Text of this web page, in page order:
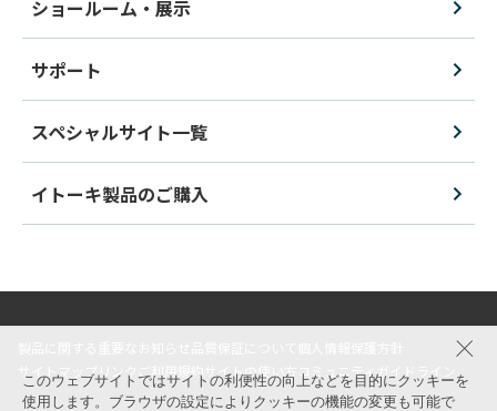
ショールーム・展示
サポート
スペシャルサイト一覧
イトーキ製品のご購入
サイトマップリンク ご利用規約 サイトの使い方 コミュニティガイドライン
このウェブサイトではサイトの利便性の向上などを目的にクッキーを
使用します。ブラウザの設定によりクッキーの機能の変更も可能で